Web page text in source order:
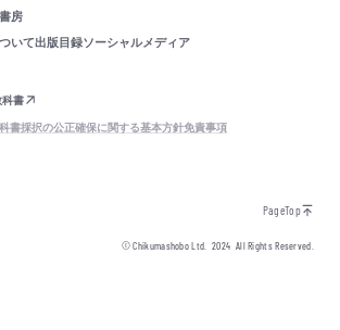
房
いて出版目録ソーシャルメディア
書
書採択の公正確保に関する基本方針免責事項
PageTop
© Chikumashobo Ltd.2024 All Rights Reserved.